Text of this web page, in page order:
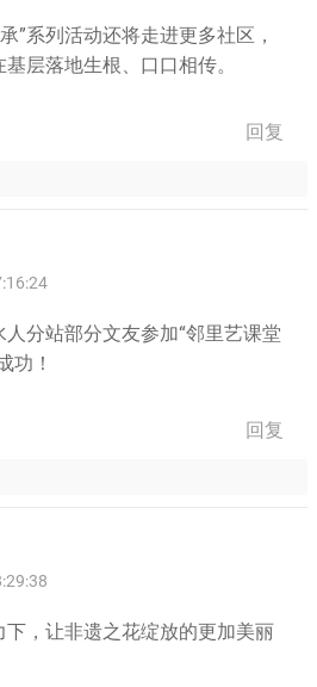
”系列活动还将走进更多社区，
层落地生根、口口相传。
回复
人分站部分文友参加“邻里艺课堂
功！
回复
，让非遗之花绽放的更加美丽